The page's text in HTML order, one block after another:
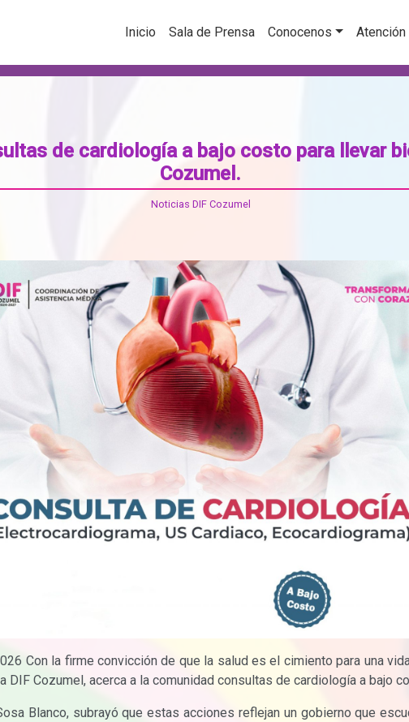
Inicio Sala de Prensa Conocenos Atención
de cardiología a bajo costo para llevar
Cozumel.
Noticias DIF Cozumel
Con la firme convicción de que la salud es el cimiento para una
DIF Cozumel, acerca a la comunidad consultas de cardiología a bajo
Blanco, subrayó que estas acciones reflejan un gobierno que